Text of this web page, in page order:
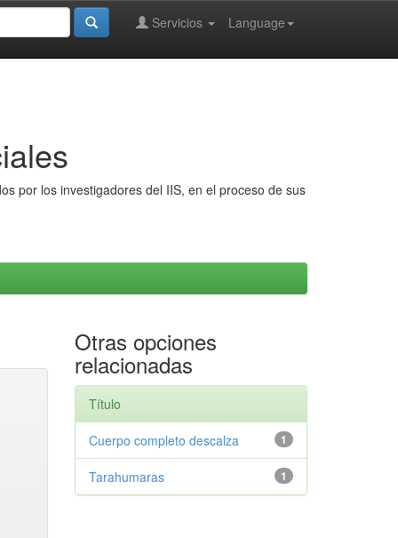
Language
Servicios
por los investigadores del IIS, en el proceso de sus
Otras opciones
relacionadas
Título
1
Cuerpo completo descalza
1
Tarahumaras